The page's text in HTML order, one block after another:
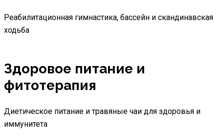
Реабилитационная гимнастика, бассейн и скандинавская
ходьба
Здоровое питание и
фитотерапия
Диетическое питание и травяные чаи для здоровья и
иммунитета